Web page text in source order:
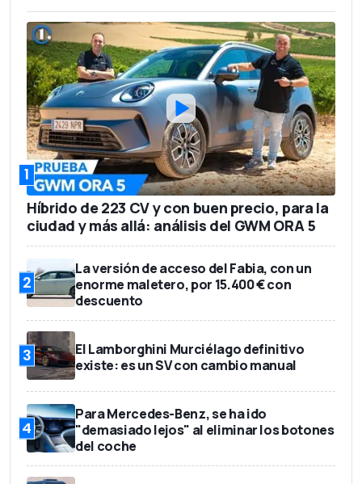
1
Híbrido de 223 CV y con buen precio, para la
ciudad y más allá: análisis del GWM ORA 5
2
La versión de acceso del Fabia, con un
enorme maletero, por 15.400 € con
descuento
3
El Lamborghini Murciélago definitivo
existe: es un SV con cambio manual
4
Para Mercedes-Benz, se ha ido
"demasiado lejos" al eliminar los botones
del coche